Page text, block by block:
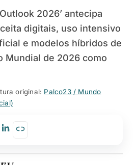
2026’ antecipa
digitais, uso intensivo
e modelos híbridos de
Mundial de 2026 como
original: Palco23 / Mundo